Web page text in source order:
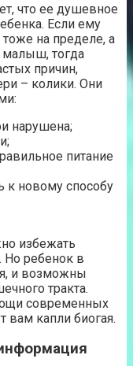
что ее душевное
Если ему
на пределе, а
малыш, тогда
причин,
– колики. Они
нарушена;
питание
к новому способу
избежать
ребенок в
и возможны
тракта.
современных
вам капли биогая.